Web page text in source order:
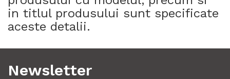
in titlul produsului sunt specificate
aceste detalii.
Newsletter